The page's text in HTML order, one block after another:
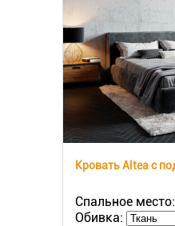
Спальное место:
Обивка: